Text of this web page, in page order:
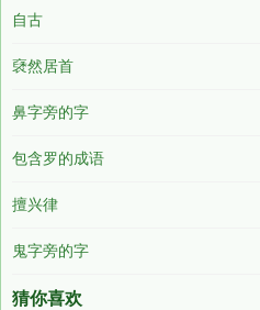
自古
褎然居首
鼻字旁的字
包含罗的成语
擅兴律
鬼字旁的字
猜你喜欢